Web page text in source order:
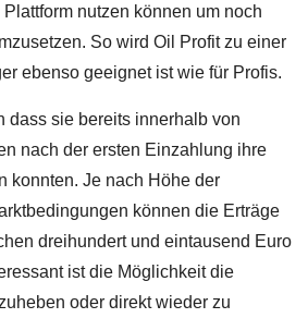
nutzen können um noch
So wird Oil Profit zu einer
ebenso geeignet ist wie für Profis.
dass sie bereits innerhalb von
nach der ersten Einzahlung ihre
konnten. Je nach Höhe der
können die Erträge
dreihundert und eintausend Euro
ist die Möglichkeit die
oder direkt wieder zu